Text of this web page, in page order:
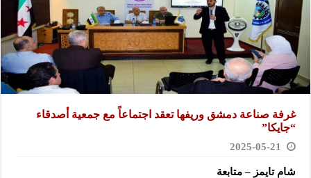
غرفة صناعة دمشق وريفها تعقد اجتماعاً مع جمعية أصدقاء
“جايكا”
2025-05-21
شام تايمز – متابعة